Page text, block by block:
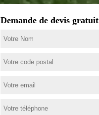
Demande de devis gratuit